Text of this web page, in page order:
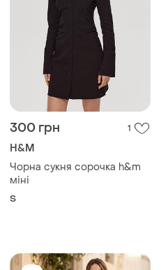
300 грн 1
H&M
Чорна сукня сорочка h&m
міні
S